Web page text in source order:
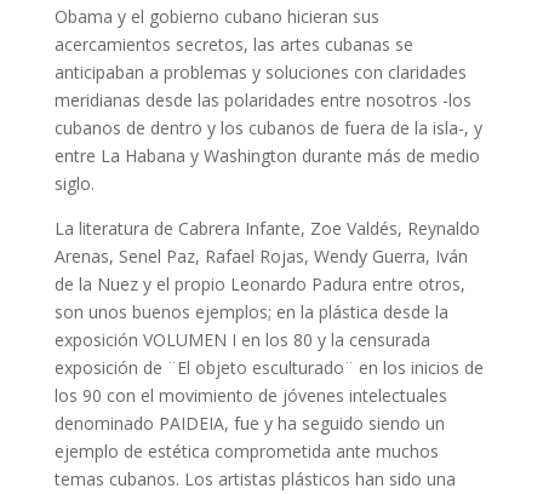
Obama y el gobierno cubano hicieran sus
acercamientos secretos, las artes cubanas se
anticipaban a problemas y soluciones con claridades
meridianas desde las polaridades entre nosotros -los
cubanos de dentro y los cubanos de fuera de la isla-, y
entre La Habana y Washington durante más de medio
siglo.
La literatura de Cabrera Infante, Zoe Valdés, Reynaldo
Arenas, Senel Paz, Rafael Rojas, Wendy Guerra, Iván
de la Nuez y el propio Leonardo Padura entre otros,
son unos buenos ejemplos; en la plástica desde la
exposición VOLUMEN I en los 80 y la censurada
exposición de ¨El objeto esculturado¨ en los inicios de
los 90 con el movimiento de jóvenes intelectuales
denominado PAIDEIA, fue y ha seguido siendo un
ejemplo de estética comprometida ante muchos
temas cubanos. Los artistas plásticos han sido una